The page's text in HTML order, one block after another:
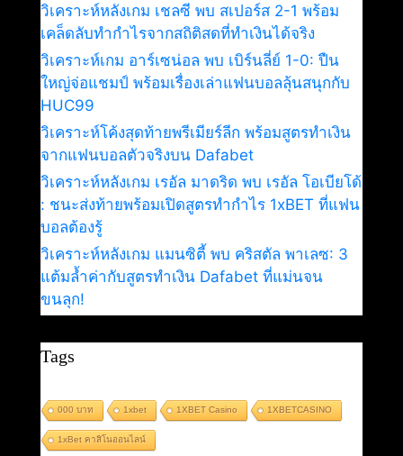
วิเคราะห์หลังเกม เชลซี พบ สเปอร์ส 2-1 พร้อม
เคล็ดลับทำกำไรจากสถิติสดที่ทำเงินได้จริง
วิเคราะห์เกม อาร์เซน่อล พบ เบิร์นลี่ย์ 1-0: ปืน
ใหญ่จ่อแชมป์ พร้อมเรื่องเล่าแฟนบอลลุ้นสนุกกับ
HUC99
วิเคราะห์โค้งสุดท้ายพรีเมียร์ลีก พร้อมสูตรทำเงิน
จากแฟนบอลตัวจริงบน Dafabet
วิเคราะห์หลังเกม เรอัล มาดริด พบ เรอัล โอเบียโด้
: ชนะส่งท้ายพร้อมเปิดสูตรทำกำไร 1xBET ที่แฟน
บอลต้องรู้
วิเคราะห์หลังเกม แมนซิตี้ พบ คริสตัล พาเลซ: 3
แต้มล้ำค่ากับสูตรทำเงิน Dafabet ที่แม่นจน
ขนลุก!
Tags
000 บาท 1xbet 1XBET Casino 1XBETCASINO
1xBet คาสิโนออนไลน์